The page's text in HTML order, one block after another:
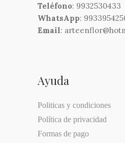
Teléfono: 9932530433
WhatsApp:
Email:
Ayuda
Politicas y condiciones
Política de privacidad
Formas de pago